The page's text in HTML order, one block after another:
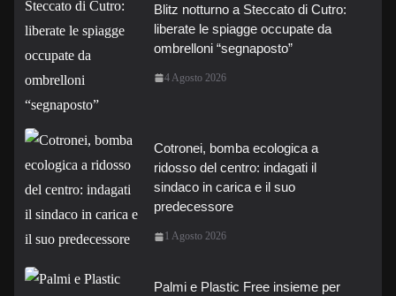
Blitz notturno a Steccato di Cutro:
liberate le spiagge occupate da
ombrelloni “segnaposto”
4 Agosto 2026
Cotronei, bomba ecologica a
ridosso del centro: indagati il
sindaco in carica e il suo
predecessore
1 Agosto 2026
Palmi e Plastic Free insieme per